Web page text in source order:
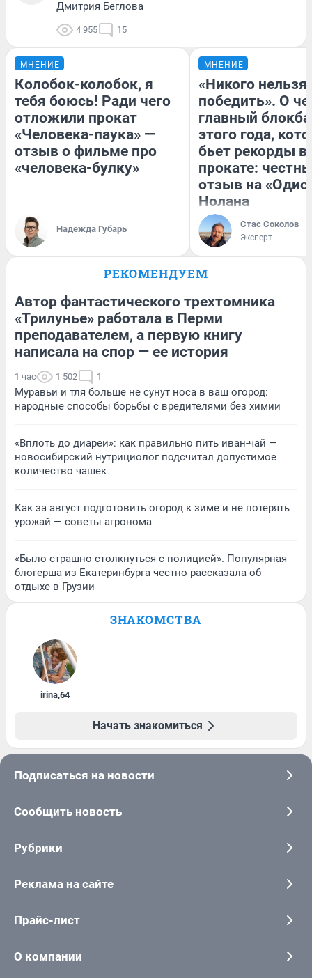
Дмитрия Беглова
4 955 15
МНЕНИЕ
Колобок-колобок, я
тебя боюсь! Ради чего
отложили прокат
«Человека-паука» —
отзыв о фильме про
«человека-булку»
Надежда Губарь
МНЕНИЕ
«Никого нельзя
победить». О
главный
этого года,
бьет рекорды в
прокате:
отзыв на
Нолана
Стас Соколов
Эксперт
РЕКОМЕНДУЕМ
Автор фантастического трехтомника
«Трилунье» работала в Перми
преподавателем, а первую книгу
написала на спор — ее история
1 час 1 502 1
Муравьи и тля больше не сунут носа в ваш огород:
народные способы борьбы с вредителями без химии
«Вплоть до диареи»: как правильно пить иван-чай —
новосибирский нутрициолог подсчитал допустимое
количество чашек
Как за август подготовить огород к зиме и не потерять
урожай — советы агронома
«Было страшно столкнуться с полицией». Популярная
блогерша из Екатеринбурга честно рассказала об
отдыхе в Грузии
ЗНАКОМСТВА
irina,64
Начать знакомиться
Подписаться на новости
Сообщить новость
Рубрики
Реклама на сайте
Прайс-лист
О компании